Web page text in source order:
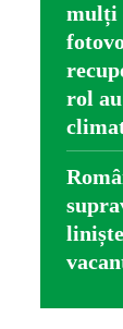
mulți
rol